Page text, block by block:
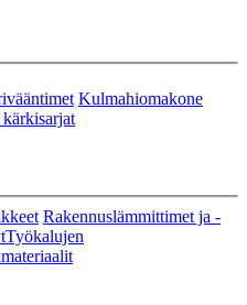
Kulmahiomakone
Rakennuslämmittimet ja -
Työkalujen